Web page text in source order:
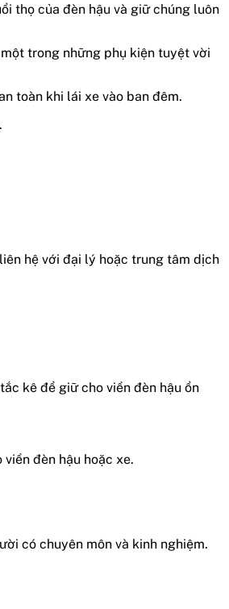
thọ của đèn hậu và giữ chúng luôn
trong những phụ kiện tuyệt vời
toàn khi lái xe vào ban đêm.
hệ với đại lý hoặc trung tâm dịch
kê để giữ cho viền đèn hậu ổn
đèn hậu hoặc xe.
có chuyên môn và kinh nghiệm.